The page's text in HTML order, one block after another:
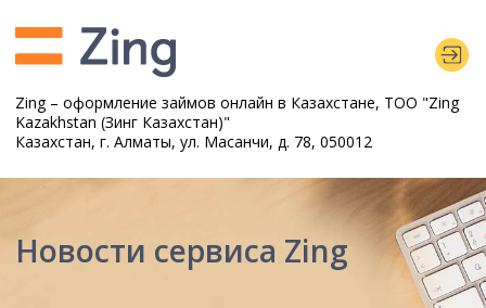
Zing – оформление займов онлайн в Казахстане, TOO "Zing
Kazakhstan (Зинг Казахстан)"
Казахстан, г. Алматы, ул. Масанчи, д. 78, 050012
Личный кабинет
Новости сервиса Zing